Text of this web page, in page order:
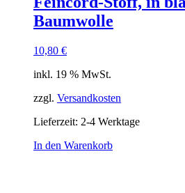
Baumwolle
10,80 €
inkl. 19 % MwSt.
zzgl. Versandkosten
Lieferzeit: 2-4 Werktage
In den Warenkorb